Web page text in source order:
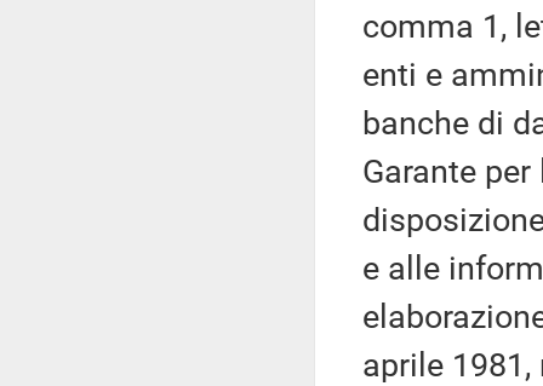
comma 1,
enti e
banche di
Garante
e alle
aprile